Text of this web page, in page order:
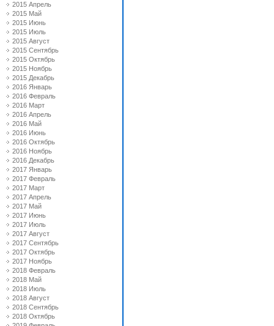
2015 Апрель
2015 Май
2015 Июнь
2015 Июль
2015 Август
2015 Сентябрь
2015 Октябрь
2015 Ноябрь
2015 Декабрь
2016 Январь
2016 Февраль
2016 Март
2016 Апрель
2016 Май
2016 Июнь
2016 Октябрь
2016 Ноябрь
2016 Декабрь
2017 Январь
2017 Февраль
2017 Март
2017 Апрель
2017 Май
2017 Июнь
2017 Июль
2017 Август
2017 Сентябрь
2017 Октябрь
2017 Ноябрь
2018 Февраль
2018 Май
2018 Июль
2018 Август
2018 Сентябрь
2018 Октябрь